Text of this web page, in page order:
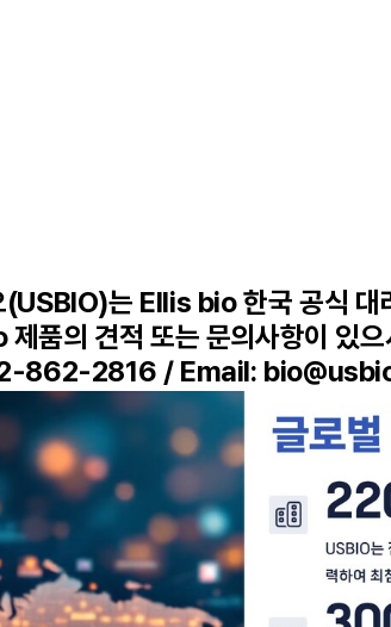
(USBIO)는 Ellis bio 한국 공식 대
품의 견적 또는 문의사항이 있
862-2816 / Email: